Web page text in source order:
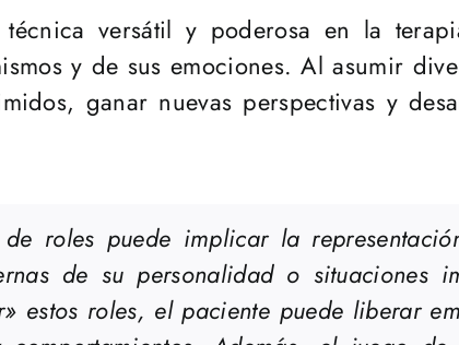
versátil y poderosa en la
y de sus emociones. Al asumir
ganar nuevas perspectivas y
roles puede implicar la
de su personalidad o situaciones
estos roles, el paciente puede liberar